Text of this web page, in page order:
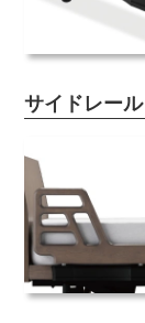
サイドレール